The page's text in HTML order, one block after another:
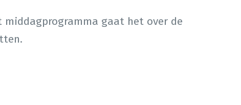
middagprogramma gaat het over de